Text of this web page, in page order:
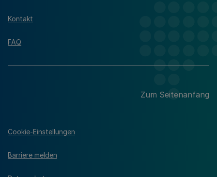
Kontakt
FAQ
Zum Seitenanfang
Cookie-Einstellungen
Barriere melden